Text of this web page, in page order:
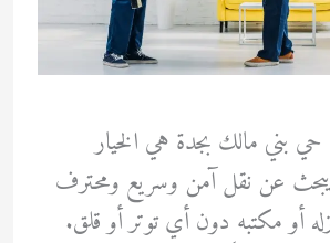
بني مالك بجدة هي الخيار
عن نقل آمن وسريع ومحترف
أو مكتبه دون أي توتر أو قلق.